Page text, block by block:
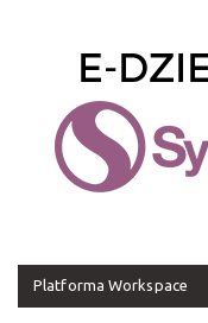
Platforma Workspace